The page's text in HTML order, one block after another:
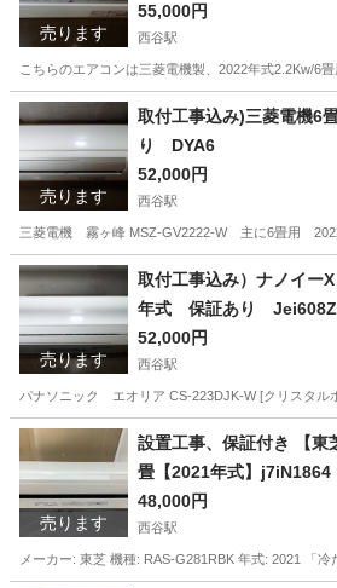
売ります
55,000円
西谷駅
こちらのエアコンは三菱電機製、2022年式2.2Kw/6
神奈川 横浜市 西谷駅 季節、空調家電
売ります
取付工事込み)三菱電機
り DYA6
52,000円
西谷駅
三菱電機 霧ヶ峰 MSZ-GV2222-W 主に6畳用 2022
神奈川 横浜市 西谷駅 季節、空調家電
売ります
取付工事込み）ナノイー
年式 保証あり Jei608Z
52,000円
西谷駅
パナソニック エオリア CS-223DJK-W [クリスタ
神奈川 横浜市 西谷駅 季節、空調家電
売ります
設置工事、保証付き 【
畳【2021年式】j7iN1864
48,000円
西谷駅
メーカー: 東芝 機種: RAS-G281RBK 年式: 2021 「